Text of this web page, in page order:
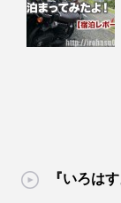
『いろは